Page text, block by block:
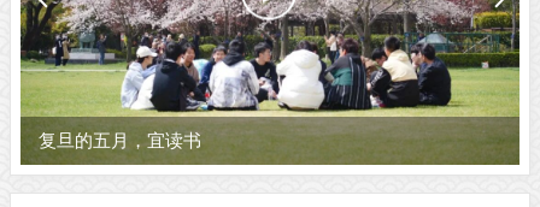
复旦的五月，宜读书